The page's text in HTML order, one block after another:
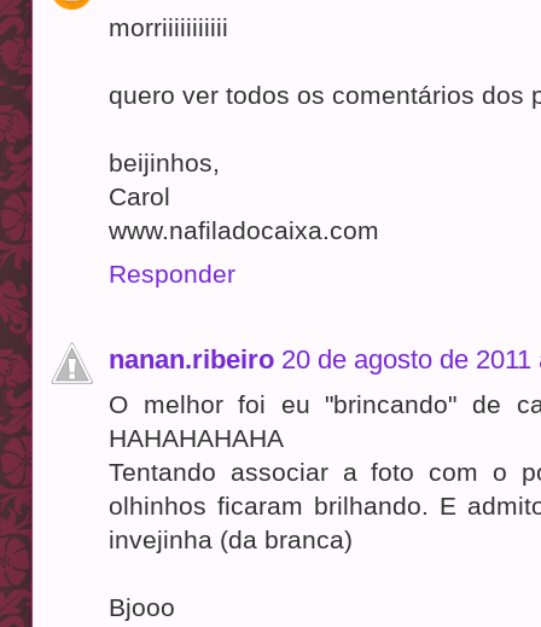
morriiiiiiiiiii
quero ver todos os comentários dos
beijinhos,
Carol
www.nafiladocaixa.com
Responder
nanan.ribeiro 20 de agosto de 2011
O melhor foi eu "brincando" de
HAHAHAHAHA
Tentando associar a foto com o
olhinhos ficaram brilhando. E
invejinha (da branca)
Bjooo